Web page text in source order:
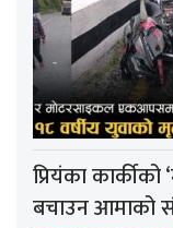
प्रियंका कार्कीको
बचाउन आमाको